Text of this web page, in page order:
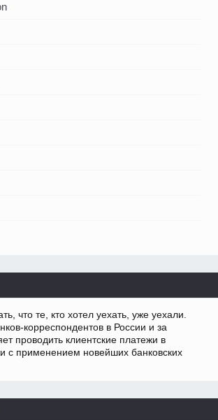
что те, кто хотел уехать, уже уехали.
корреспондентов в России и за
проводить клиентские платежи в
с применением новейших банковских